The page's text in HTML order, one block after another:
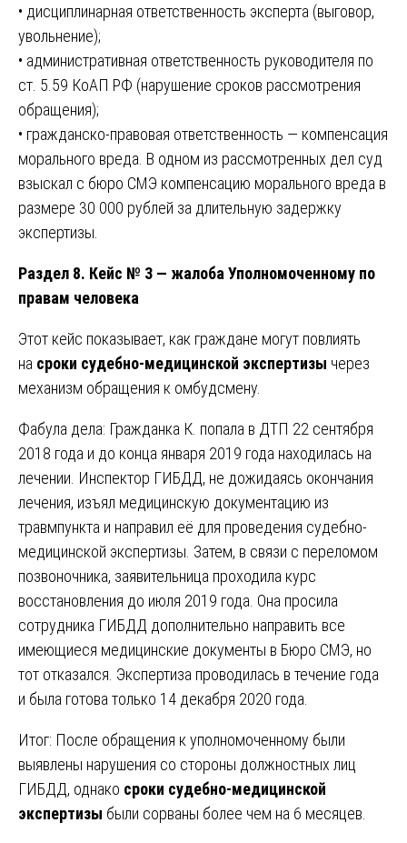
• дисциплинарная ответственность эксперта (выговор,
увольнение);
• административная ответственность руководителя по
ст. 5.59 КоАП РФ (нарушение сроков рассмотрения
обращения);
• гражданско-правовая ответственность — компенсация
морального вреда. В одном из рассмотренных дел суд
взыскал с бюро СМЭ компенсацию морального вреда в
размере 30 000 рублей за длительную задержку
экспертизы.
Раздел 8. Кейс № 3 — жалоба Уполномоченному по
правам человека
Этот кейс показывает, как граждане могут повлиять
на сроки судебно-медицинской экспертизы через
механизм обращения к омбудсмену.
Фабула дела: Гражданка К. попала в ДТП 22 сентября
2018 года и до конца января 2019 года находилась на
лечении. Инспектор ГИБДД, не дожидаясь окончания
лечения, изъял медицинскую документацию из
травмпункта и направил её для проведения судебно-
медицинской экспертизы. Затем, в связи с переломом
позвоночника, заявительница проходила курс
восстановления до июля 2019 года. Она просила
сотрудника ГИБДД дополнительно направить все
имеющиеся медицинские документы в Бюро СМЭ, но
тот отказался. Экспертиза проводилась в течение года
и была готова только 14 декабря 2020 года.
Итог: После обращения к уполномоченному были
выявлены нарушения со стороны должностных лиц
ГИБДД, однако сроки судебно-медицинской
экспертизы были сорваны более чем на 6 месяцев.